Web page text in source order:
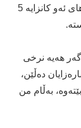
پێشیوایە، لە رووی بەها و گرنگییەوە، ئێستا بەهای ئەو کانزایە 5
هەیە نرخی
دەڵێن،
بەڵام من